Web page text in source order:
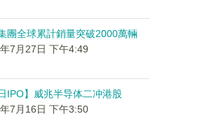
團全球累計銷量突破2000萬輛
7月27日 下午4:49
日IPO】威兆半导体二冲港股
7月16日 下午3:50